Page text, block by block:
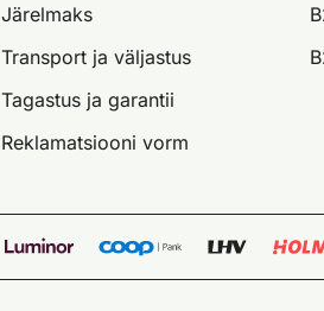
Järelmaks
Transport ja väljastus
Tagastus ja garantii
Reklamatsiooni vorm